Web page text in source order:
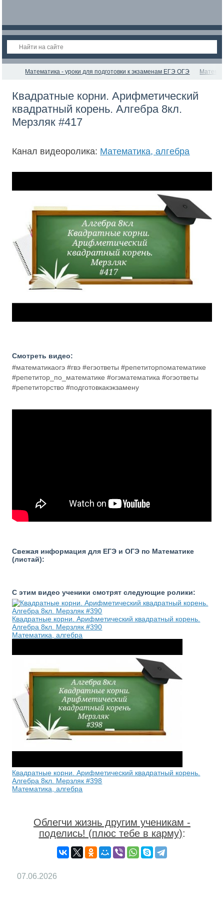
Математика - уроки для подготовки к экзаменам ЕГЭ ОГЭ
Квадратные корни. Арифметический
квадратный корень. Алгебра 8кл.
Мерзляк #417
Канал видеоролика: Математика, алгебра
Смотреть видео:
#математикаогэ #гвэ #егэответы #репетиторпоматематике
#репетитор_по_математике #огэматематика #огэответы
#репетиторство #подготовкакэкзамену
Свежая информация для ЕГЭ и ОГЭ по Математике
(листай):
С этим видео ученики смотрят следующие ролики:
Квадратные корни. Арифметический квадратный корень.
Алгебра 8кл. Мерзляк #390
Математика, алгебра
Квадратные корни. Арифметический квадратный корень.
Алгебра 8кл. Мерзляк #398
Математика, алгебра
Облегчи жизнь другим ученикам -
поделись! (плюс тебе в карму):
07.06.2026